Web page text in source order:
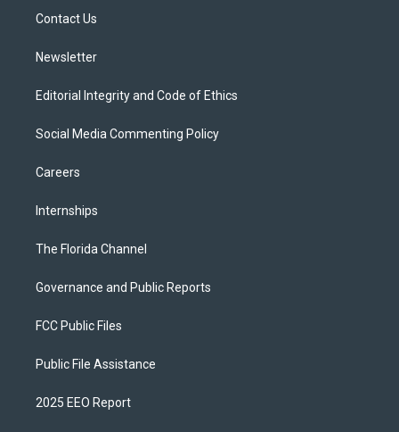
Contact Us
Newsletter
Editorial Integrity and Code of Ethics
Social Media Commenting Policy
Careers
Internships
The Florida Channel
Governance and Public Reports
FCC Public Files
Public File Assistance
2025 EEO Report